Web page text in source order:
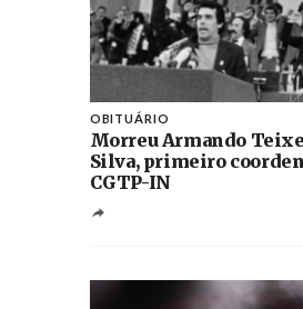
OBITUÁRIO
Morreu Armando
Silva, primeiro
CGTP-IN